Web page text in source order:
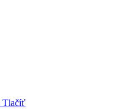
Tlačíť